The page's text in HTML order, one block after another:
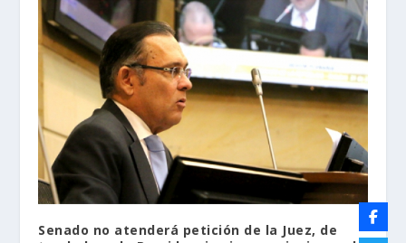
Senado no atenderá petición de la Juez, de